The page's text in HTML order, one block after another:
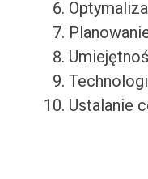
Ustalanie